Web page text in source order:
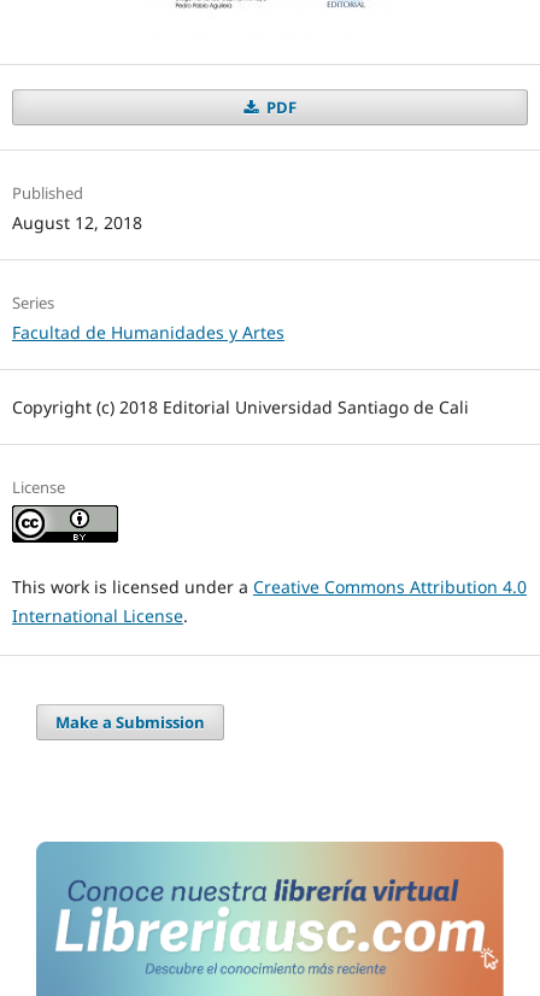
PDF
Published
August 12, 2018
Series
Facultad de Humanidades y Artes
Copyright (c) 2018 Editorial Universidad Santiago de Cali
License
This work is licensed under a Creative Commons Attribution 4.0
International License.
Make a Submission